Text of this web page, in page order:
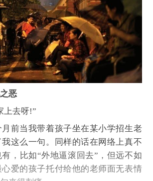
恶
去呀!”
当我带着孩子坐在某小学招生老
这么一句。同样的话在网络上真不
，比如“外地逼滚回去”，但远不如
爱的孩子托付给他的老师面无表情